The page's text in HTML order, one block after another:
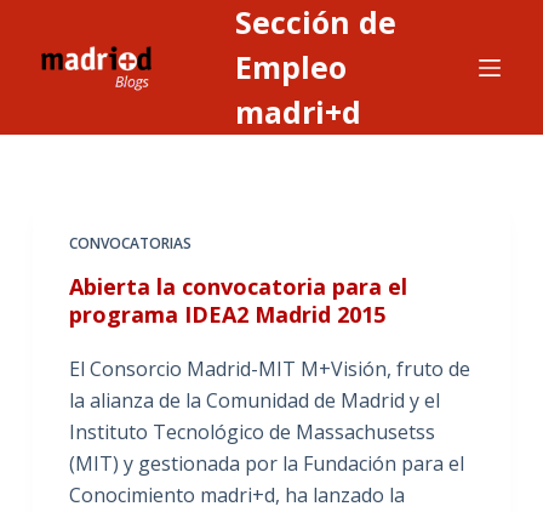
Sección de
Empleo
madri+d
CONVOCATORIAS
Abierta la convocatoria para el
programa IDEA2 Madrid 2015
El Consorcio Madrid-MIT M+Visión, fruto de
la alianza de la Comunidad de Madrid y el
Instituto Tecnológico de Massachusetss
(MIT) y gestionada por la Fundación para el
Conocimiento madri+d, ha lanzado la